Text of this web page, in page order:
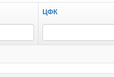
ЦФК